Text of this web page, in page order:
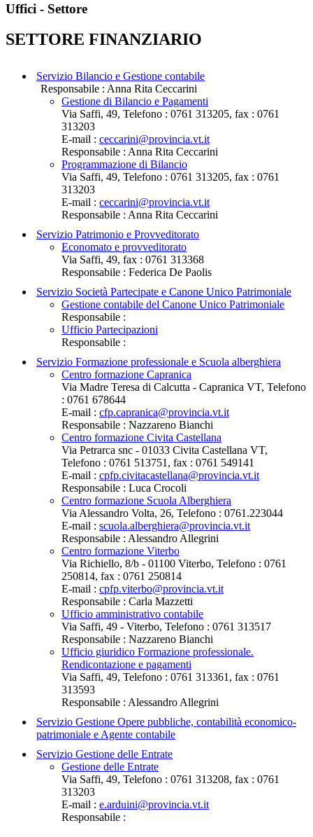
Uffici - Settore
SETTORE FINANZIARIO
Servizio Bilancio e Gestione contabile
Responsabile : Anna Rita Ceccarini
Gestione di Bilancio e Pagamenti
Via Saffi, 49, Telefono : 0761 313205, fax : 0761
313203
E-mail : ceccarini@provincia.vt.it
Responsabile : Anna Rita Ceccarini
Programmazione di Bilancio
Via Saffi, 49, Telefono : 0761 313205, fax : 0761
313203
E-mail : ceccarini@provincia.vt.it
Responsabile : Anna Rita Ceccarini
Servizio Patrimonio e Provveditorato
Economato e provveditorato
Via Saffi, 49, fax : 0761 313368
Responsabile : Federica De Paolis
Servizio Società Partecipate e Canone Unico Patrimoniale
Gestione contabile del Canone Unico Patrimoniale
Responsabile :
Ufficio Partecipazioni
Responsabile :
Servizio Formazione professionale e Scuola alberghiera
Centro formazione Capranica
Via Madre Teresa di Calcutta - Capranica VT, Telefono
: 0761 678644
E-mail : cfp.capranica@provincia.vt.it
Responsabile : Nazzareno Bianchi
Centro formazione Civita Castellana
Via Petrarca snc - 01033 Civita Castellana VT,
Telefono : 0761 513751, fax : 0761 549141
E-mail : cpfp.civitacastellana@provincia.vt.it
Responsabile : Luca Crocoli
Centro formazione Scuola Alberghiera
Via Alessandro Volta, 26, Telefono : 0761.223044
E-mail : scuola.alberghiera@provincia.vt.it
Responsabile : Alessandro Allegrini
Centro formazione Viterbo
Via Richiello, 8/b - 01100 Viterbo, Telefono : 0761
250814, fax : 0761 250814
E-mail : cpfp.viterbo@provincia.vt.it
Responsabile : Carla Mazzetti
Ufficio amministrativo contabile
Via Saffi, 49 - Viterbo, Telefono : 0761 313517
Responsabile : Nazzareno Bianchi
Ufficio giuridico Formazione professionale.
Rendicontazione e pagamenti
Via Saffi, 49, Telefono : 0761 313361, fax : 0761
313593
Responsabile : Alessandro Allegrini
Servizio Gestione Opere pubbliche, contabilità economico-
patrimoniale e Agente contabile
Servizio Gestione delle Entrate
Gestione delle Entrate
Via Saffi, 49, Telefono : 0761 313208, fax : 0761
313203
E-mail : e.arduini@provincia.vt.it
Responsabile :